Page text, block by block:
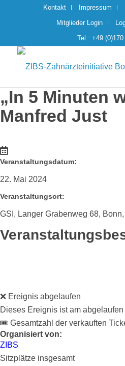
Kontakt Impressum
Mitglieder Login
Tel.: +49 (0)170
„In 5 Minuten
Manfred Just
Veranstaltungsdatum:
22. Mai 2024
Veranstaltungsort:
GSI, Langer Grabenweg 68,
❌ Ereignis abgelaufen
Dieses Ereignis ist am abgelaufen
🎟 Gesamtzahl der verkauften
Organisiert von:
ZIBS
Sitzplätze insgesamt